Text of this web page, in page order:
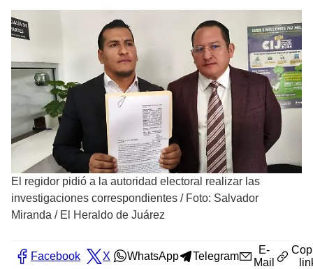
El regidor pidió a la autoridad electoral realizar las
investigaciones correspondientes / Foto: Salvador
Miranda / El Heraldo de Juárez
Facebook X WhatsApp Telegram
E-
Mail